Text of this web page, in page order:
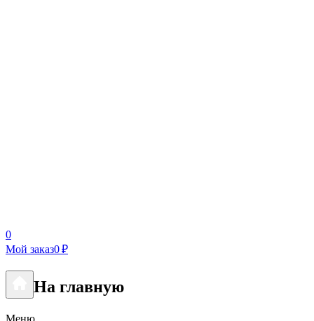
0
Мой заказ0 ₽
На главную
Меню